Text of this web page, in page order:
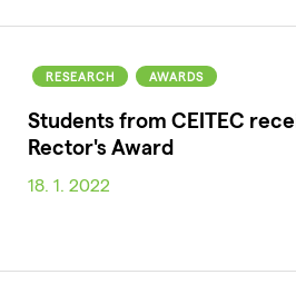
RESEARCH AWARDS
Students from CEITEC
Rector's Award
18. 1. 2022